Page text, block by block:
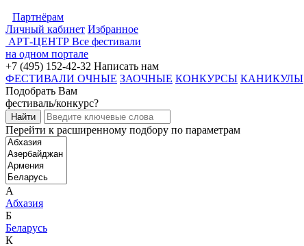
Партнёрам
Личный кабинет Избранное
АРТ-ЦЕНТР Все фестивали
на одном портале
+7 (495) 152-42-32 Написать нам
ФЕСТИВАЛИ ОЧНЫЕ ЗАОЧНЫЕ КОНКУРСЫ КАНИКУЛЫ
Подобрать Вам
фестиваль/конкурс?
Перейти к расширенному подбору по параметрам
А
Абхазия
Б
Беларусь
К